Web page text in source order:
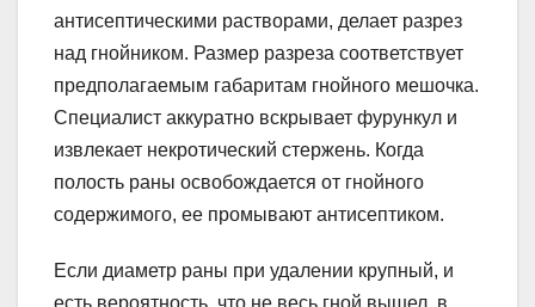
антисептическими растворами, делает разрез
над гнойником. Размер разреза соответствует
предполагаемым габаритам гнойного мешочка.
Специалист аккуратно вскрывает фурункул и
извлекает некротический стержень. Когда
полость раны освобождается от гнойного
содержимого, ее промывают антисептиком.
Если диаметр раны при удалении крупный, и
есть вероятность, что не весь гной вышел, в